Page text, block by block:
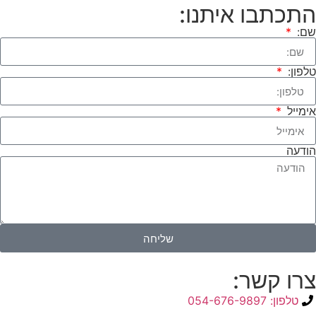
התכתבו איתנו:
שם:
טלפון:
אימייל
הודעה
שליחה
צרו קשר:
טלפון: 054-676-9897